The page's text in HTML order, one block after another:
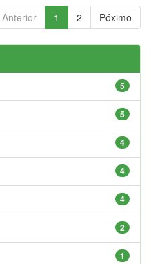
Anterior 1 2 Póximo
5
5
4
4
4
2
1